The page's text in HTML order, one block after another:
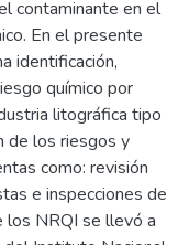
contaminante en el
En el presente
identificación,
químico por
litográfica tipo
de los riesgos y
como: revisión
e inspecciones de
los NRQI se llevó a